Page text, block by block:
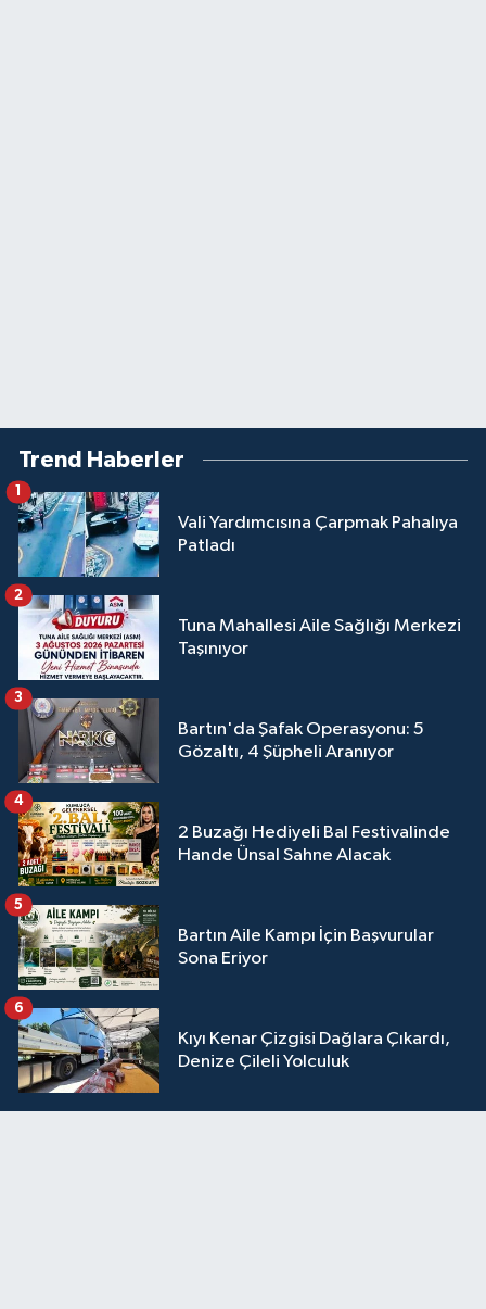
Trend Haberler
Vali Yardımcısına Çarpmak Pahalıya
Patladı
Tuna Mahallesi Aile Sağlığı Merkezi
Taşınıyor
2
Bartın'da Şafak Operasyonu: 5
Gözaltı, 4 Şüpheli Aranıyor
3
2 Buzağı Hediyeli Bal Festivalinde
Hande Ünsal Sahne Alacak
4
Bartın Aile Kampı İçin Başvurular
Sona Eriyor
5
Kıyı Kenar Çizgisi Dağlara Çıkardı,
Denize Çileli Yolculuk
6